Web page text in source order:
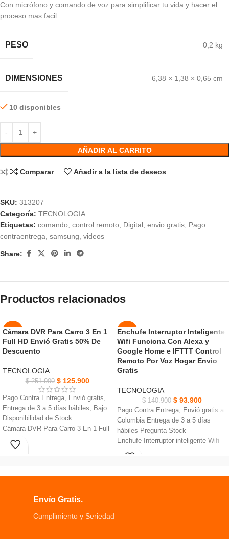
Con micrófono y comando de voz para simplificar tu vida y hacer el
proceso mas facil
PESO 0,2 kg
DIMENSIONES 6,38 × 1,38 × 0,65 cm
10 disponibles
AÑADIR AL CARRITO
Comparar Añadir a la lista de deseos
SKU: 313207
Categoría: TECNOLOGIA
Etiquetas: comando control remoto Digital envio gratis Pago
contraentrega samsung videos
Share:
Productos relacionados
-50%
NUEVO
Cámara DVR Para Carro 3 En 1
Full HD Envió Gratis 50% De
Descuento
TECNOLOGIA
$251.900 $125.900
Pago Contra Entrega, Envió gratis,
Entrega de 3 a 5 días hábiles, Bajo
Disponibilidad de Stock.
Cámara DVR Para Carro 3 En 1 Full
HD, Micrófono incorporado, Formato
de grabación AVI.
Cámara frontal: Ángulo de visión de
-33%
NUEVO
Enchufe Interruptor Inteligente
Wifi Funciona Con Alexa y
Google Home e IFTTT Control
Remoto Por Voz Hogar Envio
Gratis
TECNOLOGIA
$140.900 $93.900
Pago Contra Entrega, Envió gratis a
Colombia Entrega de 3 a 5 días
hábiles Pregunta Stock
Enchufe Interruptor inteligente Wifi
funciona con Alexa y Google
Envío Gratis.
Cumplimiento y Seriedad